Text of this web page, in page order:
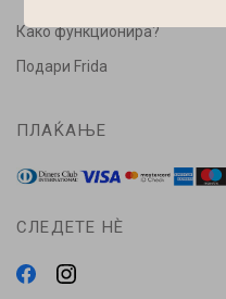
Како функционира?
Подари Frida
ПЛАЌАЊЕ
СЛЕДЕТЕ НÈ